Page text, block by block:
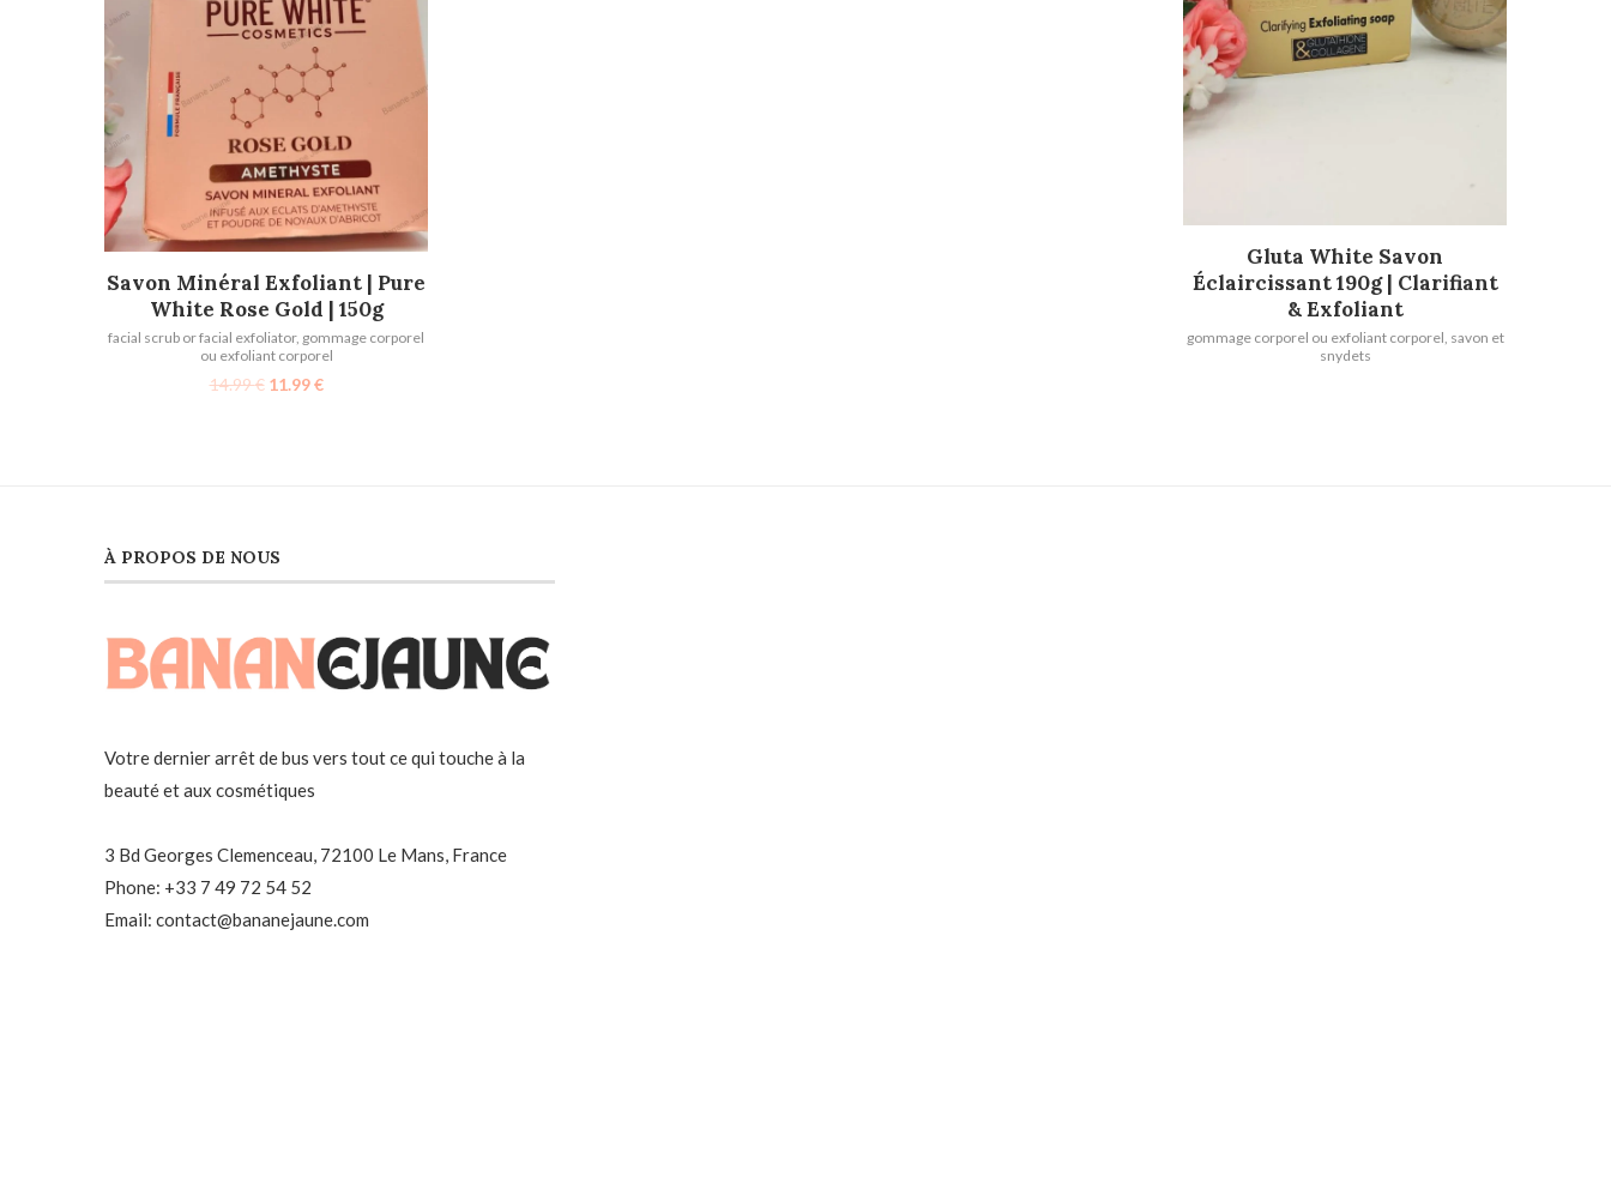
AJOUTER AU PANIER
Savon Minéral Exfoliant | Pure
White Rose Gold | 150g
facial scrub or facial exfoliator, gommage corporel
ou exfoliant corporel
14.99€ 11.99€
LIRE LA SUITE
Gluta White Savon
Éclaircissant 190g | Clarifiant
& Exfoliant
gommage corporel ou exfoliant corporel savon et
snydets
À PROPOS DE NOUS
Votre dernier arrêt de bus vers tout ce qui touche à la
beauté et aux cosmétiques
3 Bd Georges Clemenceau, 72100 Le Mans, France
Phone: +33 7 49 72 54 52
Email: contact@bananejaune.com